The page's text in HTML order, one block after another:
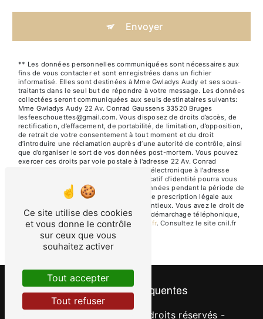
Envoyer
** Les données personnelles communiquées sont nécessaires aux
fins de vous contacter et sont enregistrées dans un fichier
informatisé. Elles sont destinées à Mme Gwladys Audy et ses sous-
traitants dans le seul but de répondre à votre message. Les données
collectées seront communiquées aux seuls destinataires suivants:
Mme Gwladys Audy 22 Av. Conrad Gaussens 33520 Bruges
lesfeeschouettes@gmail.com. Vous disposez de droits d’accès, de
rectification, d’effacement, de portabilité, de limitation, d’opposition,
de retrait de votre consentement à tout moment et du droit
d’introduire une réclamation auprès d’une autorité de contrôle, ainsi
que d’organiser le sort de vos données post-mortem. Vous pouvez
exercer ces droits par voie postale à l'adresse 22 Av. Conrad
Gaussens 33520 Bruges ou par courrier électronique à l'adresse
lesfeeschouettes@gmail.com. Un justificatif d'identité pourra vous
être demandé. Nous conservons vos données pendant la période de
prise de contact puis pendant la durée de prescription légale aux
fins probatoires et de gestion des contentieux. Vous avez le droit de
vous inscrire sur la liste d'opposition au démarchage téléphonique,
disponible à cette adresse: Bloctel.gouv.fr. Consultez le site cnil.fr
pour plus d’informations sur vos droits.
Recherches fréquentes
- 2026 - Tous droits réservés -
Ce site utilise des cookies
et vous donne le contrôle
sur ceux que vous
souhaitez activer
Tout accepter
Tout refuser